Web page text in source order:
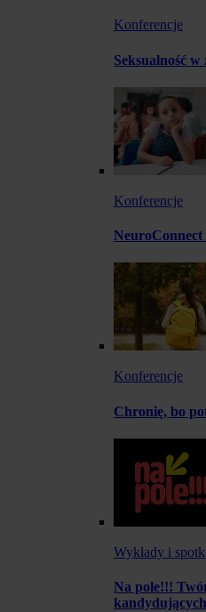
Konferencje
Seksualność w
Konferencje
NeuroConnect
Konferencje
Chronię, bo
Wykłady i
Na pole!!!